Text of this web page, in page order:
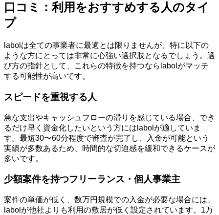
口コミ：利用をおすすめする人のタイ
プ
labolは全ての事業者に最適とは限りませんが、特に以下の
ような方にとっては非常に心強い選択肢となるでしょう。選
び方の指針として、これらの特徴を持つならlabolがマッチ
する可能性が高いです。
スピードを重視する人
急な支出やキャッシュフローの滞りを感じている場合、でき
るだけ早く資金化したいという方にはlabolが適していま
す。最短30〜60分程度で審査が完了し、入金が可能という
実績が多数あるため、時間的な切迫感を緩和できるケースが
多いです。
少額案件を持つフリーランス・個人事業主
案件の単価が低く、数万円規模での入金が必要な場合には、
labolが他社よりも利用の敷居が低く設定されています。1万